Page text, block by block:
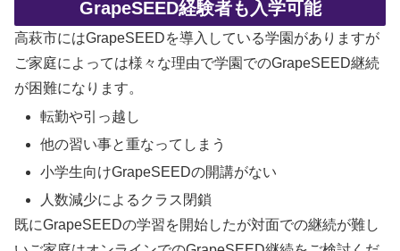
GrapeSEED経験者も入学可能
高萩市にはGrapeSEEDを導入している学園がありますが
ご家庭によっては様々な理由で学園でのGrapeSEED継続
が困難になります。
転勤や引っ越し
他の習い事と重なってしまう
小学生向けGrapeSEEDの開講がない
人数減少によるクラス閉鎖
既にGrapeSEEDの学習を開始したが対面での継続が難し